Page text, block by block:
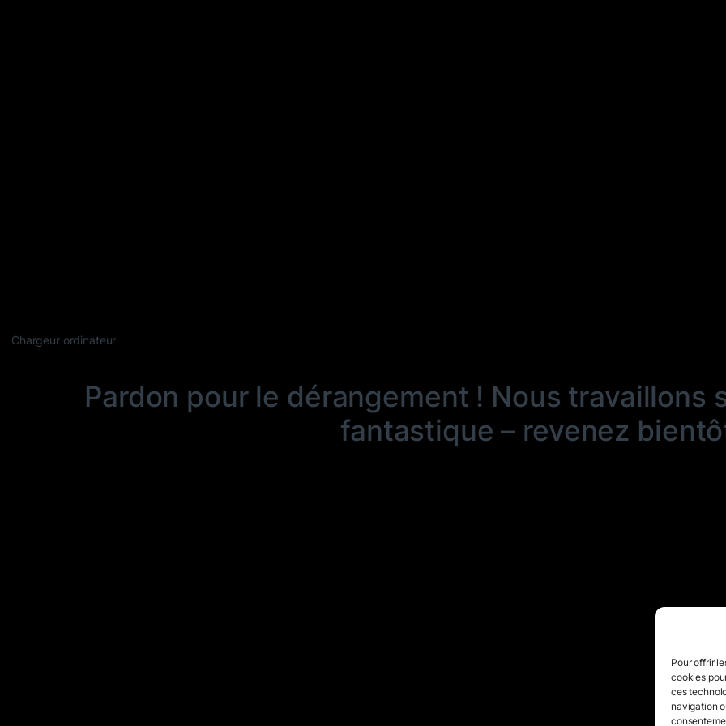
Pour offrir
cookies
ces
navigation
Chargeur ordinateur
Pardon pour le dérangement ! Nous travaillons
fantastique – revenez